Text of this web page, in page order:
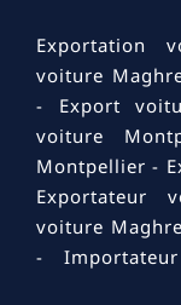
Exportation
voiture
Export
voiture
Montpellier
Exportateur
voiture